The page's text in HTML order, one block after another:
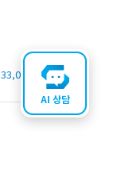
33,000원
AI 상담